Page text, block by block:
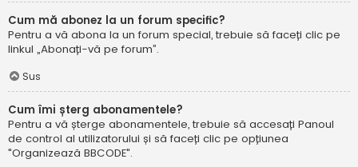
Cum mă abonez la un forum specific?
Pentru a vă abona la un forum special, trebuie să faceți clic pe
linkul „Abonați-vă pe forum”.
Sus
Cum îmi șterg abonamentele?
Pentru a vă șterge abonamentele, trebuie să accesați Panoul
de control al utilizatorului și să faceți clic pe opțiunea
"Organizează BBCODE".